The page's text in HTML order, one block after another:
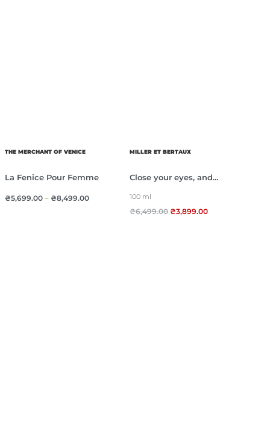
THE MERCHANT OF VENICE
La Fenice Pour Femme
₴5,699.00– ₴8,499.00
MILLER ET BERTAUX
Close your eyes, and…
100 ml
₴6,499.00 ₴3,899.00